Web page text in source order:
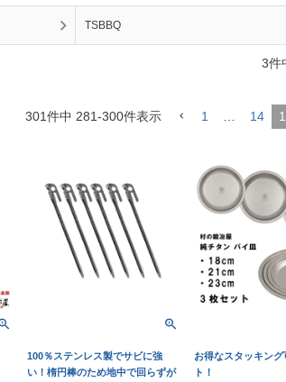
TSBBQ
3件
301件中 281-300件表示 1 … 14
100％ステンレス製でサビに強
い！楕円棒のため地中で回らずが
お得なスタッキング
ト！